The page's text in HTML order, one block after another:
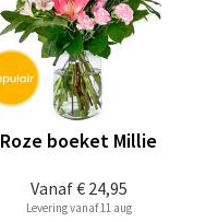
Vanaf€ 24,95
Roze boeket Millie
Levering vanaf 11 aug